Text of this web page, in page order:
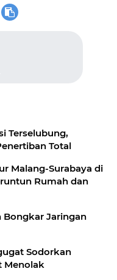
Terselubung,
Total
Malang-Surabaya di
Rumah dan
Bongkar Jaringan
Sodorkan
Menolak